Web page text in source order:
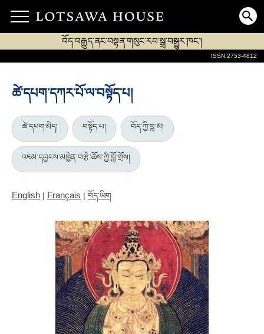
བོད་བརྒྱུད་ནང་བསྟན་གསུང་རབ་སྒྲ་བསྒྱུར་ཁང་།
ISSN 2753-4812
ཚེ་དཔག་དཀར་པོ་ལ་བསྟོད་པ།
ཚེ་དཔག་མེད། བསྟོད་པ། བོད་ཀྱི་བླ་མ།
འཇམ་དབྱངས་མཁྱེན་བརྩེ་ཆོས་ཀྱི་བློ་གྲོས།
English | Français | བོད་ཡིག